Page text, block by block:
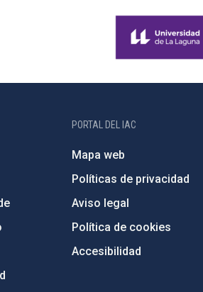
PORTAL DEL IAC
Mapa web
Políticas de privacidad
Aviso legal
Política de cookies
Accesibilidad